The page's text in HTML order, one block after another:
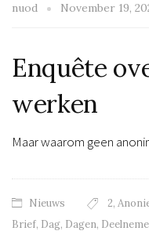
nuod November 19,
Enquête
werken
Maar waarom geen
Nieuws 2,
Brief, Dag, Dagen,